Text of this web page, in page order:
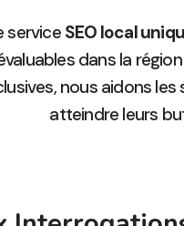
service SEO local
dans la
nous aidons
atteindre leurs